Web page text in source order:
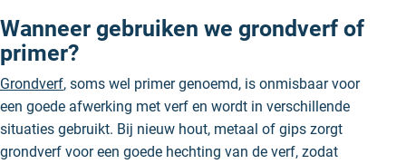
Wanneer gebruiken we grondverf of
primer?
Grondverf, soms wel primer genoemd, is onmisbaar voor
een goede afwerking met verf en wordt in verschillende
situaties gebruikt. Bij nieuw hout, metaal of gips zorgt
grondverf voor een goede hechting van de verf, zodat